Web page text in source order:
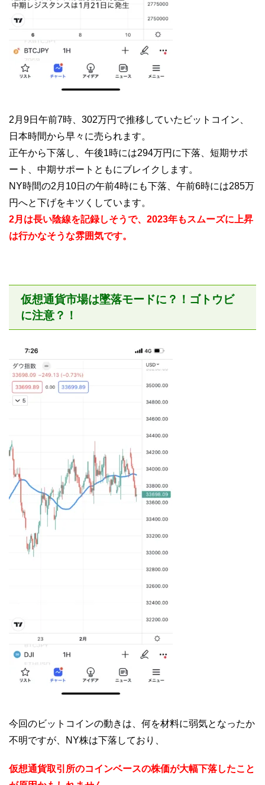
2月9日午前7時、302万円で推移していたビットコイン、
日本時間から早々に売られます。
正午から下落し、午後1時には294万円に下落、短期サポ
ート、中期サポートともにブレイクします。
NY時間の2月10日の午前4時にも下落、午前6時には285万
円へと下げをキツくしています。
2月は長い陰線を記録しそうで、2023年もスムーズに上昇
は行かなそうな雰囲気です。
仮想通貨市場は墜落モードに？！ゴトウビ
に注意？！
今回のビットコインの動きは、何を材料に弱気となったか
不明ですが、NY株は下落しており、
仮想通貨取引所のコインベースの株価が大幅下落したこと